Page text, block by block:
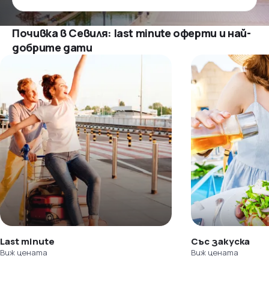
Почивка в Севиля: last minute оферти и най-
добрите дати
Last minute
Виж цената
Със закуска
Виж цената